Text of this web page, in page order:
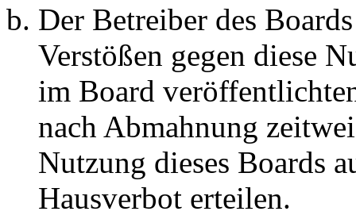
Der Betreiber des
Verstößen gegen diese
im Board
nach Abmahnung
Nutzung dieses Boards
Hausverbot erteilen.